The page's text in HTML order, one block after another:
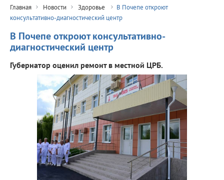
Главная Новости Здоровье
В Почепе откроют
консультативно-диагностический центр
В Почепе откроют консультативно-
диагностический центр
Губернатор оценил ремонт в местной ЦРБ.